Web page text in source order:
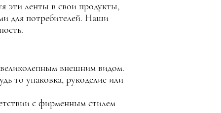
эти ленты в свои продукты,
для потребителей. Наши
внешним видом.
то упаковка, рукоделие или
с фирменным стилем